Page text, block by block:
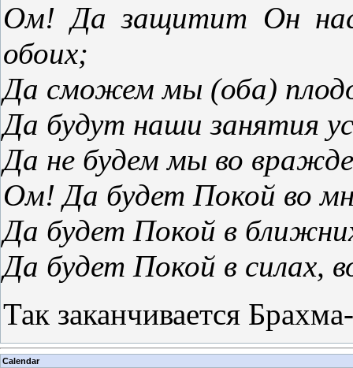
Ом! Да защитит Он
обоих;
Да сможем мы (оба)
Да будут наши занятия
Да не будем мы во
Ом! Да будет Покой во
Да будет Покой в
Да будет Покой в силах,
Так заканчивается
Calendar